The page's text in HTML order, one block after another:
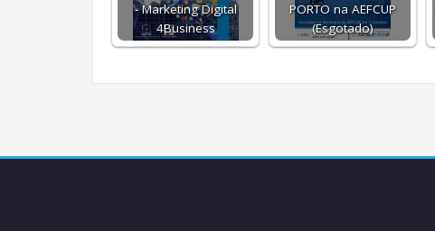
- Marketing Digital
4Business
PORTO na AEFCUP
(Esgotado)